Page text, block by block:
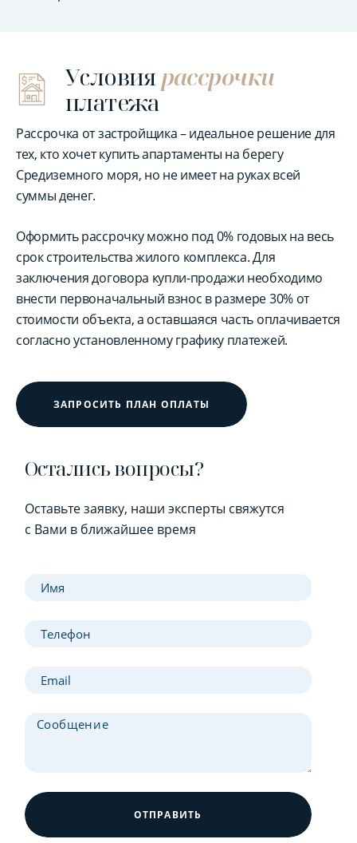
Условиярассрочки
платежа
Рассрочка от застройщика – идеальное решение для
тех, кто хочет купить апартаменты на берегу
Средиземного моря, но не имеет на руках всей
суммы денег.
Оформить рассрочку можно под 0% годовых на весь
срок строительства жилого комплекса. Для
заключения договора купли-продажи необходимо
внести первоначальный взнос в размере 30% от
стоимости объекта, а оставшаяся часть оплачивается
согласно установленному графику платежей.
ЗАПРОСИТЬ ПЛАН ОПЛАТЫ
Остались вопросы?
Оставьте заявку, наши эксперты свяжутся
с Вами в ближайшее время
ОТПРАВИТЬ